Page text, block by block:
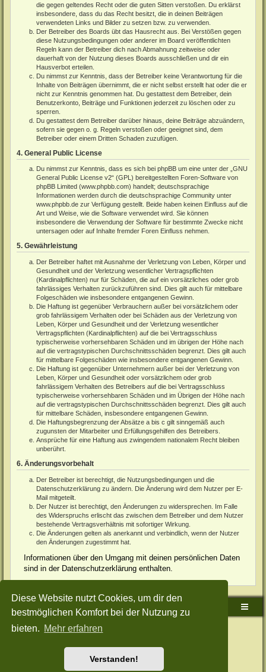
Diese Website nutzt Cookies, um dir den
bestmöglichen Komfort bei der Nutzung zu
bieten. Mehr erfahren
Verstanden!
die gegen geltendes Recht oder die guten Sitten verstoßen. Du erklärst
insbesondere, dass du das Recht besitzt, die in deinen Beiträgen
verwendeten Links und Bilder zu setzen bzw. zu verwenden.
Der Betreiber des Boards übt das Hausrecht aus. Bei Verstößen gegen
diese Nutzungsbedingungen oder anderer im Board veröffentlichten
Regeln kann der Betreiber dich nach Abmahnung zeitweise oder
dauerhaft von der Nutzung dieses Boards ausschließen und dir ein
Hausverbot erteilen.
Du nimmst zur Kenntnis, dass der Betreiber keine Verantwortung für die
Inhalte von Beiträgen übernimmt, die er nicht selbst erstellt hat oder die er
nicht zur Kenntnis genommen hat. Du gestattest dem Betreiber, dein
Benutzerkonto, Beiträge und Funktionen jederzeit zu löschen oder zu
sperren.
Du gestattest dem Betreiber darüber hinaus, deine Beiträge abzuändern,
sofern sie gegen o. g. Regeln verstoßen oder geeignet sind, dem
Betreiber oder einem Dritten Schaden zuzufügen.
4. General Public License
Du nimmst zur Kenntnis, dass es sich bei phpBB um eine unter der „GNU
General Public License v2“ (GPL) bereitgestellten Foren-Software von
phpBB Limited (www.phpbb.com) handelt; deutschsprachige
Informationen werden durch die deutschsprachige Community unter
www.phpbb.de zur Verfügung gestellt. Beide haben keinen Einfluss auf die
Art und Weise, wie die Software verwendet wird. Sie können
insbesondere die Verwendung der Software für bestimmte Zwecke nicht
untersagen oder auf Inhalte fremder Foren Einfluss nehmen.
5. Gewährleistung
Der Betreiber haftet mit Ausnahme der Verletzung von Leben, Körper und
Gesundheit und der Verletzung wesentlicher Vertragspflichten
(Kardinalpflichten) nur für Schäden, die auf ein vorsätzliches oder grob
fahrlässiges Verhalten zurückzuführen sind. Dies gilt auch für mittelbare
Folgeschäden wie insbesondere entgangenen Gewinn.
Die Haftung ist gegenüber Verbrauchern außer bei vorsätzlichem oder
grob fahrlässigem Verhalten oder bei Schäden aus der Verletzung von
Leben, Körper und Gesundheit und der Verletzung wesentlicher
Vertragspflichten (Kardinalpflichten) auf die bei Vertragsschluss
typischerweise vorhersehbaren Schäden und im übrigen der Höhe nach
auf die vertragstypischen Durchschnittsschäden begrenzt. Dies gilt auch
für mittelbare Folgeschäden wie insbesondere entgangenen Gewinn.
Die Haftung ist gegenüber Unternehmern außer bei der Verletzung von
Leben, Körper und Gesundheit oder vorsätzlichem oder grob
fahrlässigem Verhalten des Betreibers auf die bei Vertragsschluss
typischerweise vorhersehbaren Schäden und im Übrigen der Höhe nach
auf die vertragstypischen Durchschnittsschäden begrenzt. Dies gilt auch
für mittelbare Schäden, insbesondere entgangenen Gewinn.
Die Haftungsbegrenzung der Absätze a bis c gilt sinngemäß auch
zugunsten der Mitarbeiter und Erfüllungsgehilfen des Betreibers.
Ansprüche für eine Haftung aus zwingendem nationalem Recht bleiben
unberührt.
6. Änderungsvorbehalt
Der Betreiber ist berechtigt, die Nutzungsbedingungen und die
Datenschutzerklärung zu ändern. Die Änderung wird dem Nutzer per E-
Mail mitgeteilt.
Der Nutzer ist berechtigt, den Änderungen zu widersprechen. Im Falle
des Widerspruchs erlischt das zwischen dem Betreiber und dem Nutzer
bestehende Vertragsverhältnis mit sofortiger Wirkung.
Die Änderungen gelten als anerkannt und verbindlich, wenn der Nutzer
den Änderungen zugestimmt hat.
Informationen über den Umgang mit deinen persönlichen Daten
sind in der Datenschutzerklärung enthalten.
Sudden-Strike-Maps.de Hauptseite Foren-Übersicht
Powered byphpBB® Forum Software © phpBB Limited
Style: Green-Style-Split by Joyce&LunaphpBB-Style-Design
Nutzungsbedingungen